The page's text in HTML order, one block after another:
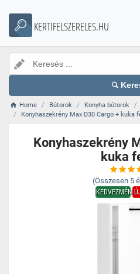
KERTIFELSZERELES.HU
Home Bútorok Konyha bútorok
Konyhaszekrény Max D30 Cargo + kuka
Konyhaszekrény
kuka
(Összesen 5
KEDVEZMÉNY